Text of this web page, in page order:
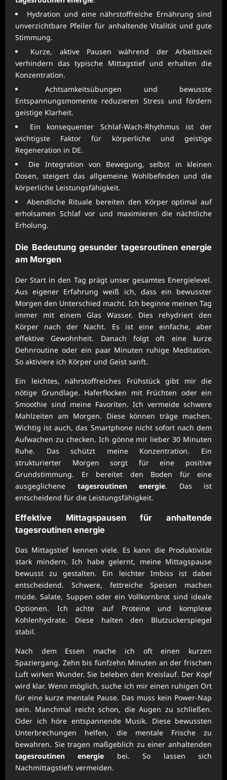
Hydration und eine nährstoffreiche Ernährung sind
unverzichtbare Pfeiler für anhaltende Vitalität und gute
Stimmung.
Kurze, aktive Pausen während der Arbeitszeit
verhindern das typische Mittagstief und erhalten die
Konzentration.
Achtsamkeitsübungen und bewusste
Entspannungsmomente reduzieren Stress und fördern
geistige Klarheit.
Ein konsequenter Schlaf-Wach-Rhythmus ist der
wichtigste Faktor für körperliche und geistige
Regeneration in DE.
Die Integration von Bewegung, selbst in kleinen
Dosen, steigert das allgemeine Wohlbefinden und die
körperliche Leistungsfähigkeit.
Abendliche Rituale bereiten den Körper optimal auf
erholsamen Schlaf vor und maximieren die nächtliche
Erholung.
Die Bedeutung gesunder tagesroutinen energie
am Morgen
Der Start in den Tag prägt unser gesamtes Energielevel.
Aus eigener Erfahrung weiß ich, dass ein bewusster
Morgen den Unterschied macht. Ich beginne meinen Tag
immer mit einem Glas Wasser. Dies rehydriert den
Körper nach der Nacht. Es ist eine einfache, aber
effektive Gewohnheit. Danach folgt oft eine kurze
Dehnroutine oder ein paar Minuten ruhige Meditation.
So aktiviere ich Körper und Geist sanft.
Ein leichtes, nährstoffreiches Frühstück gibt mir die
nötige Grundlage. Haferflocken mit Früchten oder ein
Smoothie sind meine Favoriten. Ich vermeide schwere
Mahlzeiten am Morgen. Diese können träge machen.
Wichtig ist auch, das Smartphone nicht sofort nach dem
Aufwachen zu checken. Ich gönne mir lieber 30 Minuten
Ruhe. Das schützt meine Konzentration. Ein
strukturierter Morgen sorgt für eine positive
Grundstimmung. Er bereitet den Boden für eine
ausgeglichene tagesroutinen energie. Das ist
entscheidend für die Leistungsfähigkeit.
Effektive Mittagspausen für anhaltende
tagesroutinen energie
Das Mittagstief kennen viele. Es kann die Produktivität
stark mindern. Ich habe gelernt, meine Mittagspause
bewusst zu gestalten. Ein leichter Imbiss ist dabei
entscheidend. Schwere, fettreiche Speisen machen
müde. Salate, Suppen oder ein Vollkornbrot sind ideale
Optionen. Ich achte auf Proteine und komplexe
Kohlenhydrate. Diese halten den Blutzuckerspiegel
stabil.
Nach dem Essen mache ich oft einen kurzen
Spaziergang. Zehn bis fünfzehn Minuten an der frischen
Luft wirken Wunder. Sie beleben den Kreislauf. Der Kopf
wird klar. Wenn möglich, suche ich mir einen ruhigen Ort
für eine kurze mentale Pause. Das muss kein Power-Nap
sein. Manchmal reicht schon, die Augen zu schließen.
Oder ich höre entspannende Musik. Diese bewussten
Unterbrechungen helfen, die mentale Frische zu
bewahren. Sie tragen maßgeblich zu einer anhaltenden
tagesroutinen energie bei. So lassen sich
Nachmittagstiefs vermeiden.